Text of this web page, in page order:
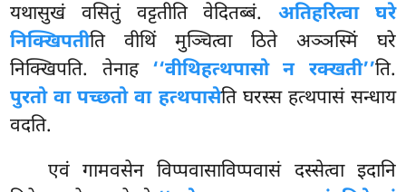
यथासुखं वसितुं वट्टतीति वेदितब्बं.अतिहरित्वा घरे
निक्खिपतीति वीथिं मुञ्चित्वा ठिते अञ्ञस्मिं घरे
निक्खिपति. तेनाह ‘‘वीथिहत्थपासो न रक्खती’’ति.
पुरतो वा पच्छतो वा हत्थपासेति घरस्स हत्थपासं सन्धाय
वदति.
एवं गामवसेन विप्पवासाविप्पवासं दस्सेत्वा इदानि